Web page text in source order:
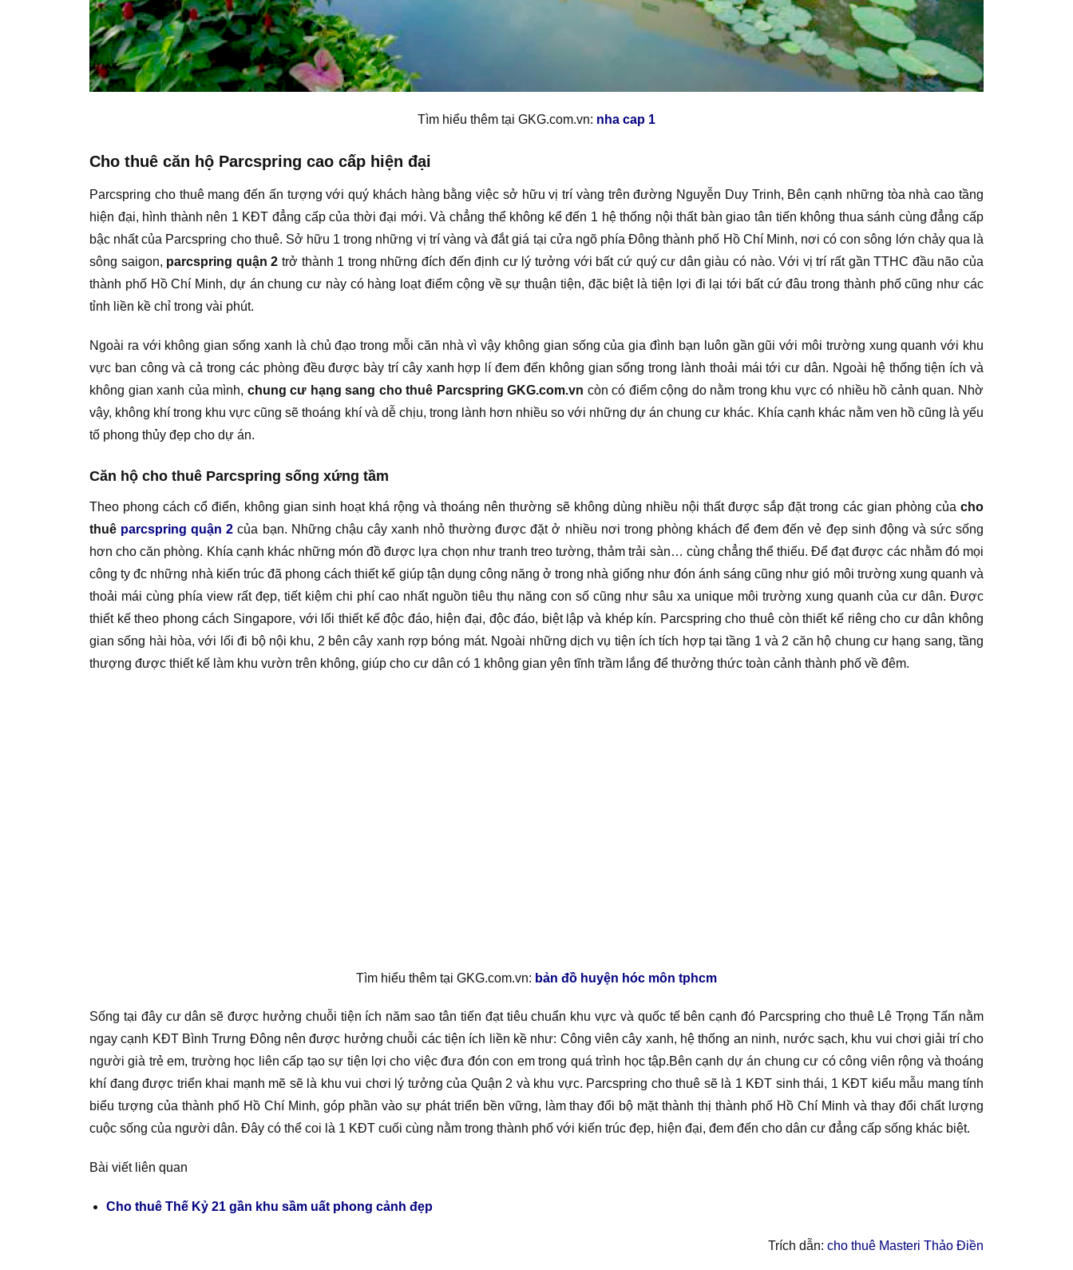
Tìm hiểu thêm tại GKG.com.vn: nha cap 1
Cho thuê căn hộ Parcspring cao cấp hiện đại
Parcspring cho thuê mang đến ấn tượng với quý khách hàng bằng việc sở hữu vị trí vàng trên đường Nguyễn Duy Trinh, Bên cạnh những tòa nhà cao tầng
hiện đại, hình thành nên 1 KĐT đẳng cấp của thời đại mới. Và chẳng thể không kể đến 1 hệ thống nội thất bàn giao tân tiến không thua sánh cùng đẳng cấp
bậc nhất của Parcspring cho thuê. Sở hữu 1 trong những vị trí vàng và đắt giá tại cửa ngõ phía Đông thành phố Hồ Chí Minh, nơi có con sông lớn chảy qua là
sông saigon, parcspring quận 2 trở thành 1 trong những đích đến định cư lý tưởng với bất cứ quý cư dân giàu có nào. Với vị trí rất gần TTHC đầu não của
thành phố Hồ Chí Minh, dự án chung cư này có hàng loạt điểm cộng về sự thuận tiện, đặc biệt là tiện lợi đi lại tới bất cứ đâu trong thành phố cũng như các
tỉnh liền kề chỉ trong vài phút.
Ngoài ra với không gian sống xanh là chủ đạo trong mỗi căn nhà vì vậy không gian sống của gia đình bạn luôn gần gũi với môi trường xung quanh với khu
vực ban công và cả trong các phòng đều được bày trí cây xanh hợp lí đem đến không gian sống trong lành thoải mái tới cư dân. Ngoài hệ thống tiện ích và
không gian xanh của mình, chung cư hạng sang cho thuê Parcspring GKG.com.vn còn có điểm cộng do nằm trong khu vực có nhiều hồ cảnh quan. Nhờ
vậy, không khí trong khu vực cũng sẽ thoáng khí và dễ chịu, trong lành hơn nhiều so với những dự án chung cư khác. Khía cạnh khác nằm ven hồ cũng là yếu
tố phong thủy đẹp cho dự án.
Căn hộ cho thuê Parcspring sống xứng tầm
Theo phong cách cổ điển, không gian sinh hoạt khá rộng và thoáng nên thường sẽ không dùng nhiều nội thất được sắp đặt trong các gian phòng của cho
thuê parcspring quận 2 của bạn. Những chậu cây xanh nhỏ thường được đặt ở nhiều nơi trong phòng khách để đem đến vẻ đẹp sinh động và sức sống
hơn cho căn phòng. Khía cạnh khác những món đồ được lựa chọn như tranh treo tường, thảm trải sàn… cùng chẳng thể thiếu. Để đạt được các nhằm đó mọi
công ty đc những nhà kiến trúc đã phong cách thiết kế giúp tận dụng công năng ở trong nhà giống như đón ánh sáng cũng như gió môi trường xung quanh và
thoải mái cùng phía view rất đẹp, tiết kiệm chi phí cao nhất nguồn tiêu thụ năng con số cũng như sâu xa unique môi trường xung quanh của cư dân. Được
thiết kế theo phong cách Singapore, với lối thiết kế độc đáo, hiện đại, độc đáo, biệt lập và khép kín. Parcspring cho thuê còn thiết kế riêng cho cư dân không
gian sống hài hòa, với lối đi bộ nội khu, 2 bên cây xanh rợp bóng mát. Ngoài những dịch vụ tiện ích tích hợp tại tầng 1 và 2 căn hộ chung cư hạng sang, tầng
thượng được thiết kế làm khu vườn trên không, giúp cho cư dân có 1 không gian yên tĩnh trầm lắng để thưởng thức toàn cảnh thành phố về đêm.
Tìm hiểu thêm tại GKG.com.vn: bản đồ huyện hóc môn tphcm
Sống tại đây cư dân sẽ được hưởng chuỗi tiện ích năm sao tân tiến đạt tiêu chuẩn khu vực và quốc tế bên cạnh đó Parcspring cho thuê Lê Trọng Tấn nằm
ngay cạnh KĐT Bình Trưng Đông nên được hưởng chuỗi các tiện ích liền kề như: Công viên cây xanh, hệ thống an ninh, nước sạch, khu vui chơi giải trí cho
người già trẻ em, trường học liên cấp tạo sự tiện lợi cho việc đưa đón con em trong quá trình học tập.Bên cạnh dự án chung cư có công viên rộng và thoáng
khí đang được triển khai mạnh mẽ sẽ là khu vui chơi lý tưởng của Quận 2 và khu vực. Parcspring cho thuê sẽ là 1 KĐT sinh thái, 1 KĐT kiểu mẫu mang tính
biểu tượng của thành phố Hồ Chí Minh, góp phần vào sự phát triển bền vững, làm thay đổi bộ mặt thành thị thành phố Hồ Chí Minh và thay đổi chất lượng
cuộc sống của người dân. Đây có thể coi là 1 KĐT cuối cùng nằm trong thành phố với kiến trúc đẹp, hiện đại, đem đến cho dân cư đẳng cấp sống khác biệt.
Bài viết liên quan
Cho thuê Thế Kỷ 21 gần khu sầm uất phong cảnh đẹp
Trích dẫn: cho thuê Masteri Thảo Điền